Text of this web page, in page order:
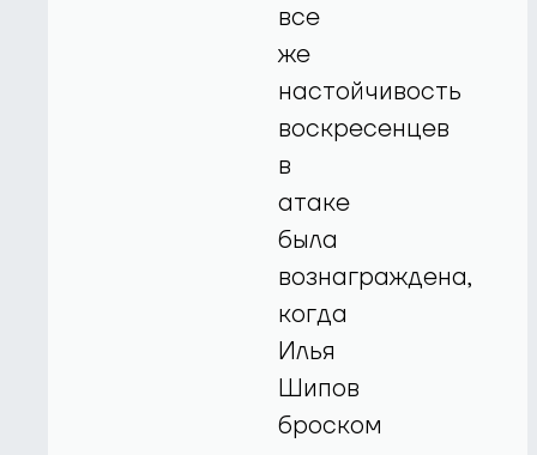
все
же
настойчивость
воскресенцев
в
атаке
была
вознаграждена,
когда
Илья
Шипов
броском